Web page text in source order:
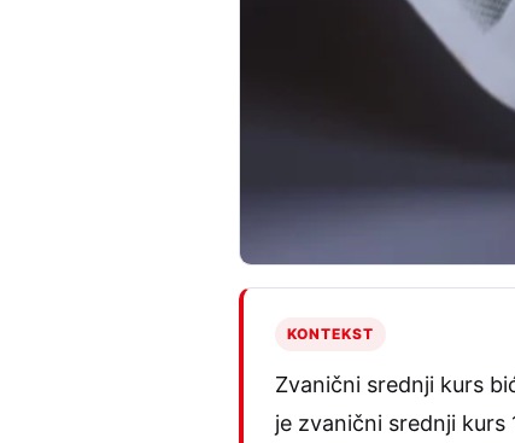
KONTEKST
Zvanični srednji kurs
je zvanični srednji kurs